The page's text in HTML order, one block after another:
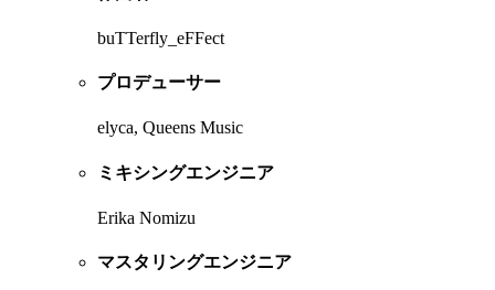
buTTerfly_eFFect
プロデューサー
elyca, Queens Music
ミキシングエンジニア
Erika Nomizu
マスタリングエンジニア